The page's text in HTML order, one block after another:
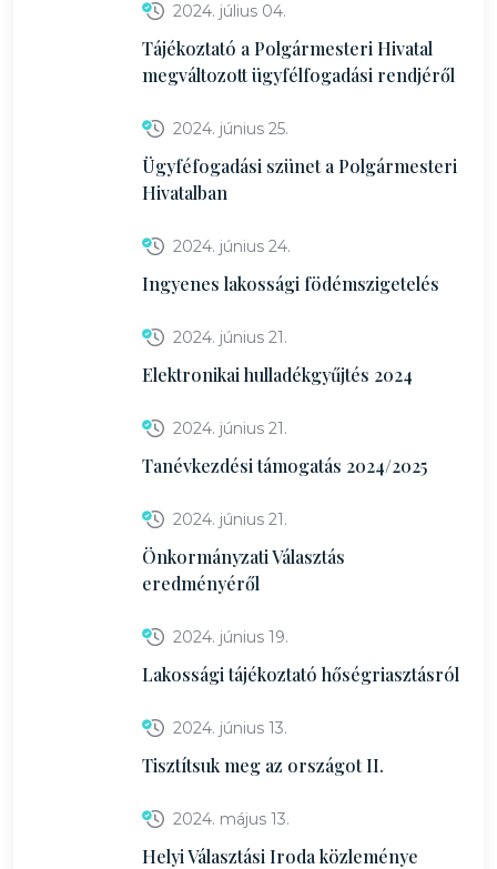
2024. július 04.
Tájékoztató a Polgármesteri Hivatal
megváltozott ügyfélfogadási rendjéről
2024. június 25.
Ügyféfogadási szünet a Polgármesteri
Hivatalban
2024. június 24.
Ingyenes lakossági födémszigetelés
2024. június 21.
Elektronikai hulladékgyűjtés 2024
2024. június 21.
Tanévkezdési támogatás 2024/2025
2024. június 21.
Önkormányzati Választás
eredményéről
2024. június 19.
Lakossági tájékoztató hőségriasztásról
2024. június 13.
Tisztítsuk meg az országot II.
2024. május 13.
Helyi Választási Iroda közleménye